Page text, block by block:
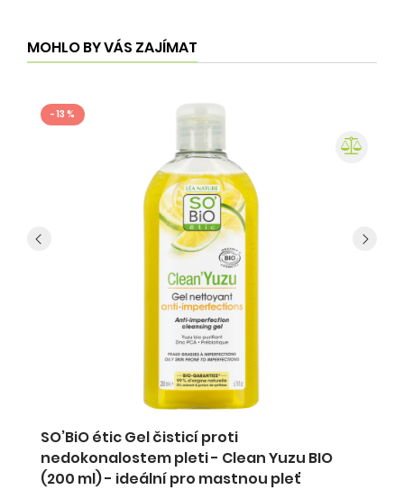
MOHLO BY VÁS ZAJÍMAT
- 13 %
SO’BiO étic Gel čisticí proti
nedokonalostem pleti - Clean Yuzu BIO
(200 ml) - ideální pro mastnou pleť